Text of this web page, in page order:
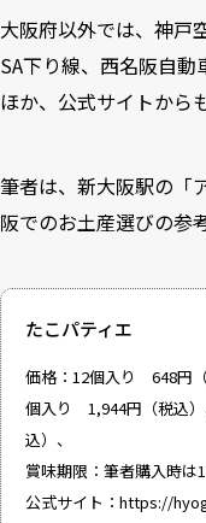
大阪府以外では、神戸
SA下り線、西名阪自
ほか、 公式サイトから
筆者は、新大阪駅の「
阪でのお土産選びの参
たこパティエ
価格：12個入り 648円
個入り 1,944円（税込）
込）、
賞味期限：筆者購入時は
公式サイト： https://